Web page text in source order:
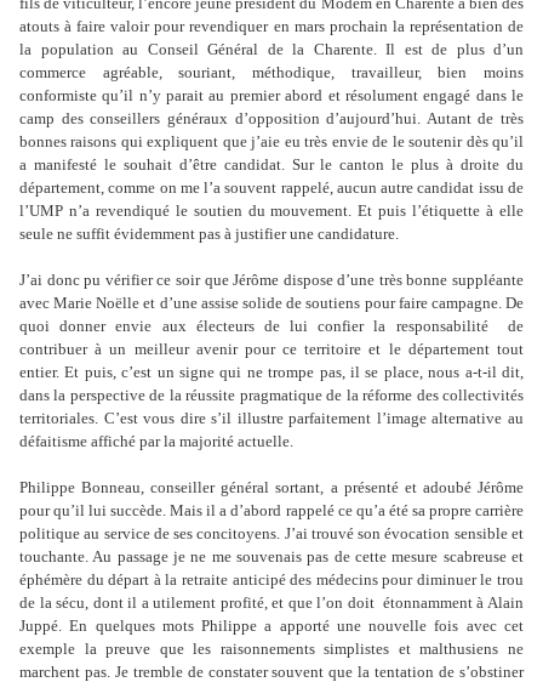
atouts à faire valoir pour revendiquer en mars prochain la représentation de
la population au Conseil Général de la Charente. Il est de plus d’un
commerce agréable, souriant, méthodique, travailleur, bien moins
conformiste qu’il n’y parait au premier abord et résolument engagé dans le
camp des conseillers généraux d’opposition d’aujourd’hui. Autant de très
bonnes raisons qui expliquent que j’aie eu très envie de le soutenir dès qu’il
a manifesté le souhait d’être candidat. Sur le canton le plus à droite du
département, comme on me l’a souvent rappelé, aucun autre candidat issu de
l’UMP n’a revendiqué le soutien du mouvement. Et puis l’étiquette à elle
seule ne suffit évidemment pas à justifier une candidature.
J’ai donc pu vérifier ce soir que Jérôme dispose d’une très bonne suppléante
avec Marie Noëlle et d’une assise solide de soutiens pour faire campagne. De
quoi donner envie aux électeurs de lui confier la responsabilité de
contribuer à un meilleur avenir pour ce territoire et le département tout
entier. Et puis, c’est un signe qui ne trompe pas, il se place, nous a-t-il dit,
dans la perspective de la réussite pragmatique de la réforme des collectivités
territoriales. C’est vous dire s’il illustre parfaitement l’image alternative au
défaitisme affiché par la majorité actuelle.
Philippe Bonneau, conseiller général sortant, a présenté et adoubé Jérôme
pour qu’il lui succède. Mais il a d’abord rappelé ce qu’a été sa propre carrière
politique au service de ses concitoyens. J’ai trouvé son évocation sensible et
touchante. Au passage je ne me souvenais pas de cette mesure scabreuse et
éphémère du départ à la retraite anticipé des médecins pour diminuer le trou
de la sécu, dont il a utilement profité, et que l’on doit étonnamment à Alain
Juppé. En quelques mots Philippe a apporté une nouvelle fois avec cet
exemple la preuve que les raisonnements simplistes et malthusiens ne
marchent pas. Je tremble de constater souvent que la tentation de s’obstiner